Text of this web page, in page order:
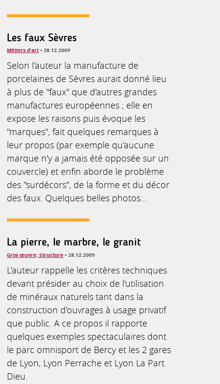
Les faux Sèvres
Métiers d'art • 28.12.2009
Selon l'auteur la manufacture de
porcelaines de Sèvres aurait donné lieu
à plus de "faux" que d'autres grandes
manufactures européennes ; elle en
expose les raisons puis évoque les
"marques", fait quelques remarques à
leur propos (par exemple qu'aucune
marque n'y a jamais été opposée sur un
couvercle) et enfin aborde le problème
des "surdécors", de la forme et du décor
des faux. Quelques belles photos...
La pierre, le marbre, le granit
Gros œuvre, Structure • 28.12.2009
L'auteur rappelle les critères techniques
devant présider au choix de l'utilisation
de minéraux naturels tant dans la
construction d'ouvrages à usage privatif
que public. A ce propos il rapporte
quelques exemples spectaculaires dont
le parc omnisport de Bercy et les 2 gares
de Lyon, Lyon Perrache et Lyon La Part
Dieu.